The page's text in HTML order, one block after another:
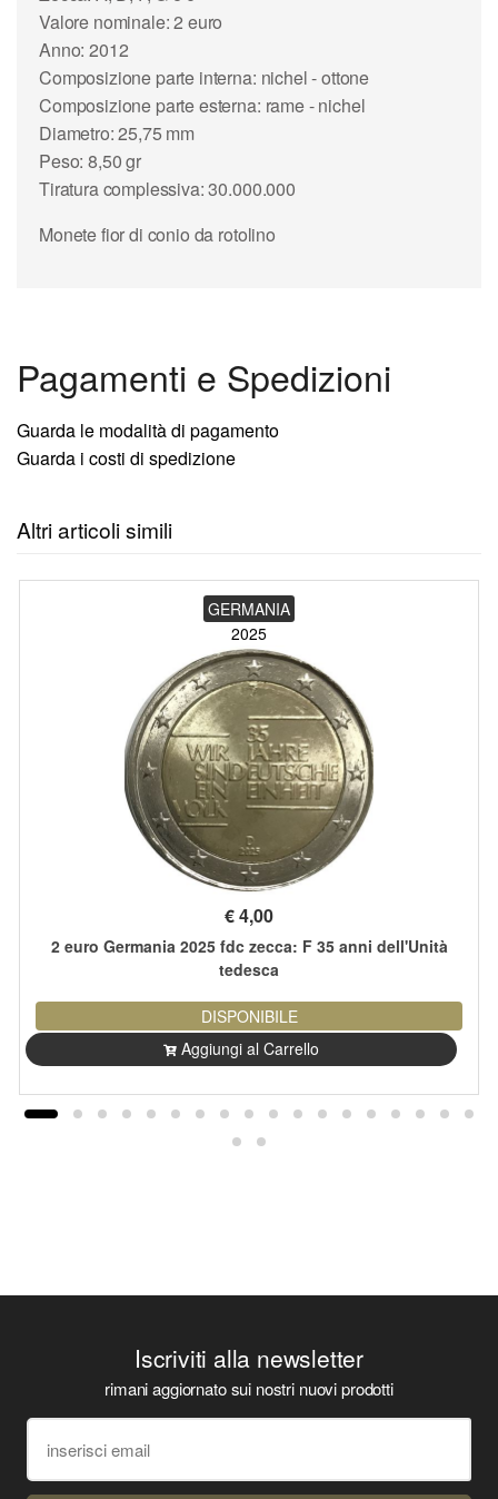
Valore nominale: 2 euro
Anno: 2012
Composizione parte interna: nichel - ottone
Composizione parte esterna: rame - nichel
Diametro: 25,75 mm
Peso: 8,50 gr
Tiratura complessiva: 30.000.000
Monete fior di conio da rotolino
Pagamenti e Spedizioni
Guarda le modalità di pagamento
Guarda i costi di spedizione
Altri articoli simili
GERMANIA
2025
€4,00
2 euro Germania 2025 fdc zecca: F 35 anni dell'Unità
tedesca
DISPONIBILE
Aggiungi al Carrello
Iscriviti alla newsletter
rimani aggiornato sui nostri nuovi prodotti